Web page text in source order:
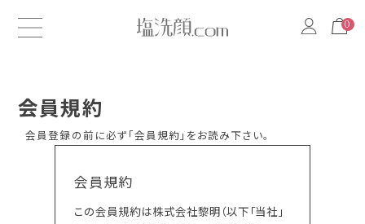
0
0
会員規約
会員登録の前に必ず「会員規約」をお読み下さい。
会員規約
この会員規約は株式会社黎明（以下「当社」